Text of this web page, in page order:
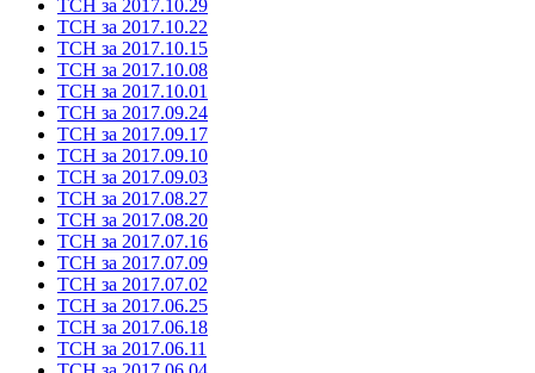
ТСН за 2017.10.29
ТСН за 2017.10.22
ТСН за 2017.10.15
ТСН за 2017.10.08
ТСН за 2017.10.01
ТСН за 2017.09.24
ТСН за 2017.09.17
ТСН за 2017.09.10
ТСН за 2017.09.03
ТСН за 2017.08.27
ТСН за 2017.08.20
ТСН за 2017.07.16
ТСН за 2017.07.09
ТСН за 2017.07.02
ТСН за 2017.06.25
ТСН за 2017.06.18
ТСН за 2017.06.11